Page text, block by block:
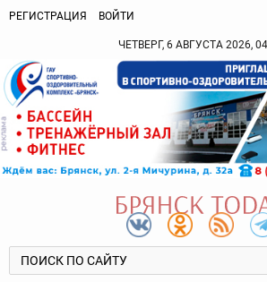
РЕГИСТРАЦИЯ ВОЙТИ
ЧЕТВЕРГ, 6 АВГУСТА 2026,